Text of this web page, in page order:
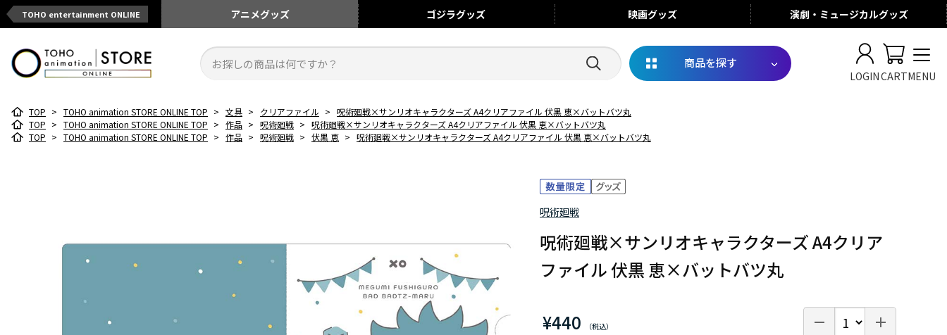
TOHO entertainment ONLINE アニメグッズ ゴジラグッズ 映画グッズ 演劇・ミュージカルグッズ
商品を探す
LOGINCARTMENU
TOP > TOHO animation STORE ONLINE TOP > 文具 > クリアファイル > 呪術廻戦×サンリオキャラクターズ A4クリアファイル 伏黒 恵×バットバツ丸
TOP > TOHO animation STORE ONLINE TOP > 作品 > 呪術廻戦 > 呪術廻戦×サンリオキャラクターズ A4クリアファイル 伏黒 恵×バットバツ丸
TOP > TOHO animation STORE ONLINE TOP > 作品 > 呪術廻戦 > 伏黒 恵 > 呪術廻戦×サンリオキャラクターズ A4クリアファイル 伏黒 恵×バットバツ丸
呪術廻戦
呪術廻戦×サンリオキャラクターズ A4クリア
ファイル 伏黒 恵×バットバツ丸
¥440